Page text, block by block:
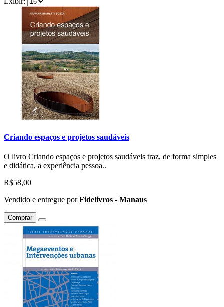
Criando espaços e projetos saudáveis
O livro Criando espaços e projetos saudáveis traz, de forma simples
e didática, a experiência pessoa..
R$58,00
Vendido e entregue porFidelivros - Manaus
Comprar